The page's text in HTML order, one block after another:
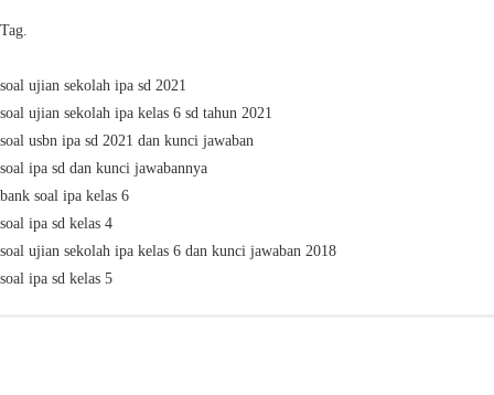
Tag.
soal ujian sekolah ipa sd 2021
soal ujian sekolah ipa kelas 6 sd tahun 2021
soal usbn ipa sd 2021 dan kunci jawaban
soal ipa sd dan kunci jawabannya
bank soal ipa kelas 6
soal ipa sd kelas 4
soal ujian sekolah ipa kelas 6 dan kunci jawaban 2018
soal ipa sd kelas 5